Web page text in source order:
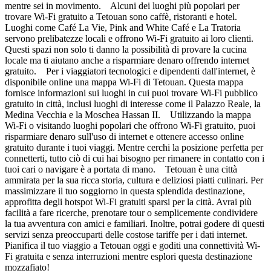
mentre sei in movimento. Alcuni dei luoghi più popolari per
trovare Wi-Fi gratuito a Tetouan sono caffè, ristoranti e hotel.
Luoghi come Café La Vie, Pink and White Café e La Tratoria
servono prelibatezze locali e offrono Wi-Fi gratuito ai loro clienti.
Questi spazi non solo ti danno la possibilità di provare la cucina
locale ma ti aiutano anche a risparmiare denaro offrendo internet
gratuito. Per i viaggiatori tecnologici e dipendenti dall'internet, è
disponibile online una mappa Wi-Fi di Tetouan. Questa mappa
fornisce informazioni sui luoghi in cui puoi trovare Wi-Fi pubblico
gratuito in città, inclusi luoghi di interesse come il Palazzo Reale, la
Medina Vecchia e la Moschea Hassan II. Utilizzando la mappa
Wi-Fi o visitando luoghi popolari che offrono Wi-Fi gratuito, puoi
risparmiare denaro sull'uso di internet e ottenere accesso online
gratuito durante i tuoi viaggi. Mentre cerchi la posizione perfetta per
connetterti, tutto ciò di cui hai bisogno per rimanere in contatto con i
tuoi cari o navigare è a portata di mano. Tetouan è una città
ammirata per la sua ricca storia, cultura e deliziosi piatti culinari. Per
massimizzare il tuo soggiorno in questa splendida destinazione,
approfitta degli hotspot Wi-Fi gratuiti sparsi per la città. Avrai più
facilità a fare ricerche, prenotare tour o semplicemente condividere
la tua avventura con amici e familiari. Inoltre, potrai godere di questi
servizi senza preoccuparti delle costose tariffe per i dati internet.
Pianifica il tuo viaggio a Tetouan oggi e goditi una connettività Wi-
Fi gratuita e senza interruzioni mentre esplori questa destinazione
mozzafiato!